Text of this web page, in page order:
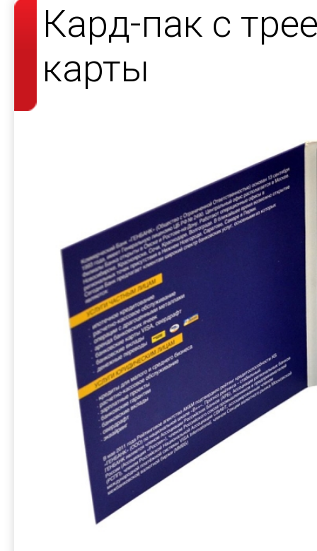
Кард-пак с
карты